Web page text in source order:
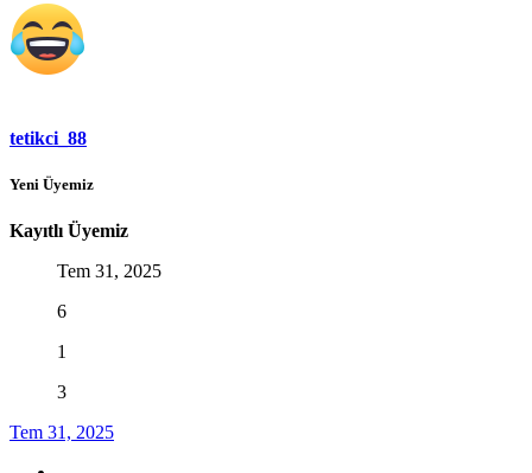
tetikci_88
Yeni Üyemiz
Kayıtlı Üyemiz
Tem 31, 2025
6
1
3
Tem 31, 2025